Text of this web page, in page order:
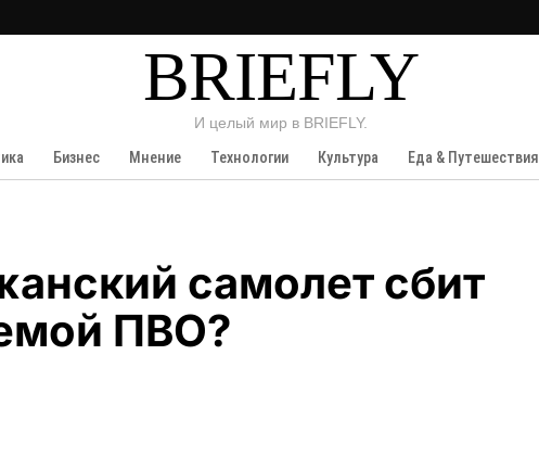
BRIEFLY
И целый мир в BRIEFLY.
Бизнес Мнение Технологии Культура Еда & Путешествия
самолет сбит
ПВО?